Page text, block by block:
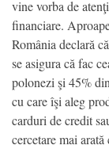
vine vorba de
financiare.
România declară
se asigura că fac
polonezi şi 45%
cu care îşi aleg
carduri de credit
cercetare mai